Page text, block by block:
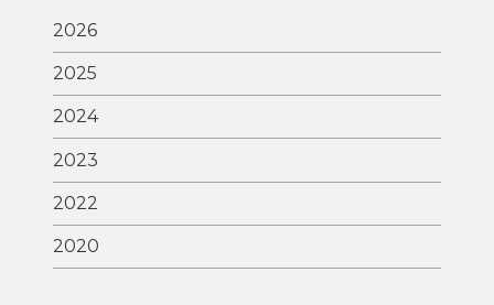
2026
2025
2024
2023
2022
2020